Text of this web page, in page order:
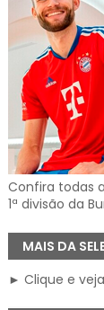
Confira todas
1ª divisão da
MAIS DA
► Clique e